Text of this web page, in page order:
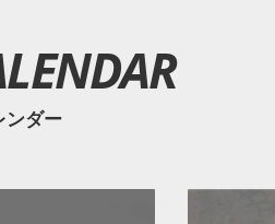
ンダー